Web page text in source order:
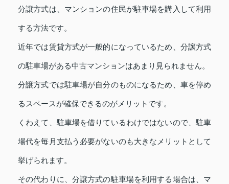
分譲方式は、マンションの住民が駐車場を購入して利用
する方法です。
近年では賃貸方式が一般的になっているため、分譲方式
の駐車場がある中古マンションはあまり見られません。
分譲方式では駐車場が自分のものになるため、車を停め
るスペースが確保できるのがメリットです。
くわえて、駐車場を借りているわけではないので、駐車
場代を毎月支払う必要がないのも大きなメリットとして
挙げられます。
その代わりに、分譲方式の駐車場を利用する場合は、マ